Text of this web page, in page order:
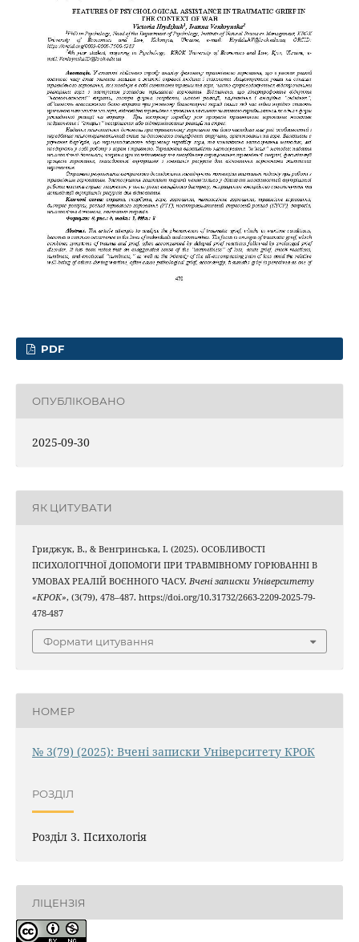
PDF
ОПУБЛІКОВАНО
2025-09-30
ЯК ЦИТУВАТИ
Гриджук, В., & Венгринська, І. (2025). ОСОБЛИВОСТІ
ПСИХОЛОГІЧНОЇ ДОПОМОГИ ПРИ ТРАВМІВНОМУ ГОРЮВАННІ В
УМОВАХ РЕАЛІЙ ВОЄННОГО ЧАСУ. Вчені записки Університету
«КРОК», (3(79), 478–487. https://doi.org/10.31732/2663-2209-2025-79-
478-487
Формати цитування
НОМЕР
№ 3(79) (2025): Вчені записки Університету КРОК
РОЗДІЛ
Розділ 3. Психологія
ЛІЦЕНЗІЯ